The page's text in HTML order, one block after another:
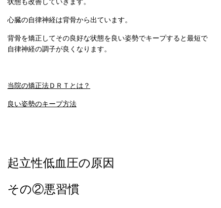
状態も改善していきます。
心臓の自律神経は背骨から出ています。
背骨を矯正してその良好な状態を良い姿勢でキープすると最短で
自律神経の調子が良くなります。
当院の矯正法ＤＲＴとは？
良い姿勢のキープ方法
起立性低血圧の原因
その②悪習慣